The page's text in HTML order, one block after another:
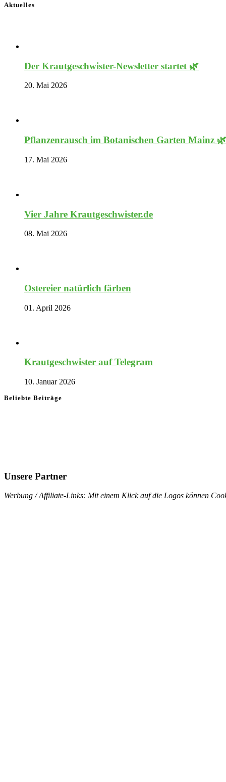
Aktuelles
Der Krautgeschwister-Newsletter startet 🌿
20. Mai 2026
Pflanzenrausch im Botanischen Garten Mainz 🌿
17. Mai 2026
Vier Jahre Krautgeschwister.de
08. Mai 2026
Ostereier natürlich färben
01. April 2026
Krautgeschwister auf Telegram
10. Januar 2026
Beliebte Beiträge
Unsere Partner
Werbung / Affiliate-Links: Mit einem Klick auf die Logos können